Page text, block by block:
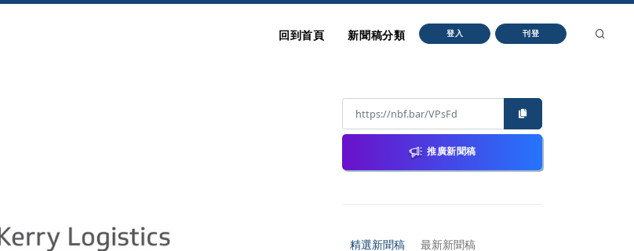
回到首頁 新聞稿分類 登入 刊登
推廣新聞稿
精選新聞稿 最新新聞稿